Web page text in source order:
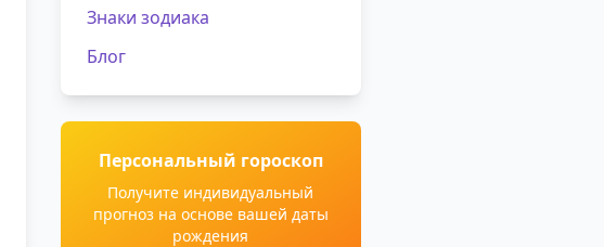
Знаки зодиака
Блог
Персональный гороскоп
Получите индивидуальный
прогноз на основе вашей даты
рождения